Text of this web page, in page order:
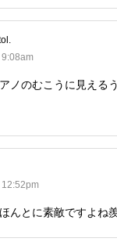
ノのむこうに見える
んとに素敵ですよね